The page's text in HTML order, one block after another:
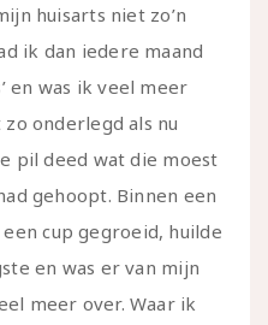
huisarts niet zo’n
ik dan iedere maand
en was ik veel meer
onderlegd als nu
pil deed wat die moest
gehoopt. Binnen een
cup gegroeid, huilde
en was er van mijn
meer over. Waar ik